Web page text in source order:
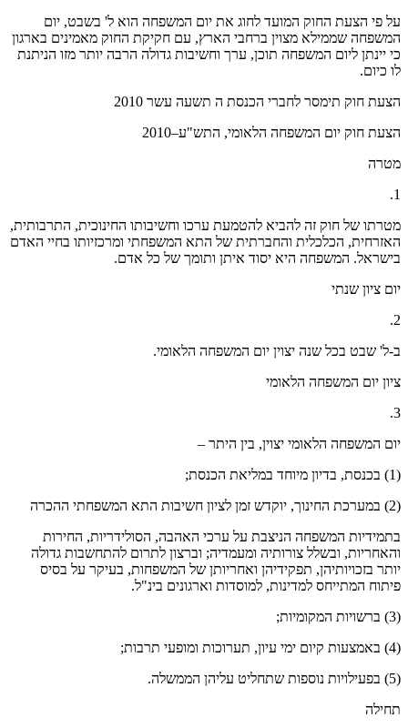
על פי הצעת החוק המועד לחוג את יום המשפחה הוא ל' בשבט, יום
המשפחה שממילא מצוין ברחבי הארץ, עם חקיקת החוק מאמינים בארגון
כי יינתן ליום המשפחה תוכן, ערך וחשיבות גדולה הרבה יותר מזו הניתנת
לו כיום.
הצעת חוק תימסר לחברי הכנסת ה תשעה עשר 2010
הצעת חוק יום המשפחה הלאומי, התש"ע–2010
מטרה
1.
מטרתו של חוק זה להביא להטמעת ערכו וחשיבותו החינוכית, התרבותית,
האזרחית, הכלכלית והחברתית של התא המשפחתי ומרכזיותו בחיי האדם
בישראל. המשפחה היא יסוד איתן ותומך של כל אדם.
יום ציון שנתי
2.
ב-ל' שבט בכל שנה יצוין יום המשפחה הלאומי.
ציון יום המשפחה הלאומי
3.
יום המשפחה הלאומי יצוין, בין היתר –
(1) בכנסת, בדיון מיוחד במליאת הכנסת;
(2) במערכת החינוך, יוקדש זמן לציון חשיבות התא המשפחתי ההכרה
בתמידיות המשפחה הניצבת על ערכי האהבה, הסולידריות, החירות
והאחריות, ובשלל צורותיה ומעמדיה; וברצון לתרום להתחשבות גדולה
יותר בזכויותיהן, תפקידיהן ואחריותן של המשפחות, בעיקר על בסיס
פיתוח המתייחס למדינות, למוסדות וארגונים בינ"ל.
(3) ברשויות המקומיות;
(4) באמצעות קיום ימי עיון, תערוכות ומופעי תרבות;
(5) בפעילויות נוספות שתחליט עליהן הממשלה.
תחילה